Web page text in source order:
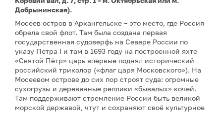
Добрынинская).
Мосеев остров в Архангельске – это место, где Россия
обрела свой флот. Там была создана первая
государственная судоверфь на Севере России по
указу Петра I и там в 1693 году на построенной яхте
«Святой Пётр» царь впервые поднял исторический
российский триколор («флаг царя Московского»). На
Мосеевом острове до сих пор строят суда: огромные
сухогрузы и деревянные реплики «бывалых» кочей.
Там поддерживают стремление России быть великой
морской державой, чтут и сохраняют своё культурное